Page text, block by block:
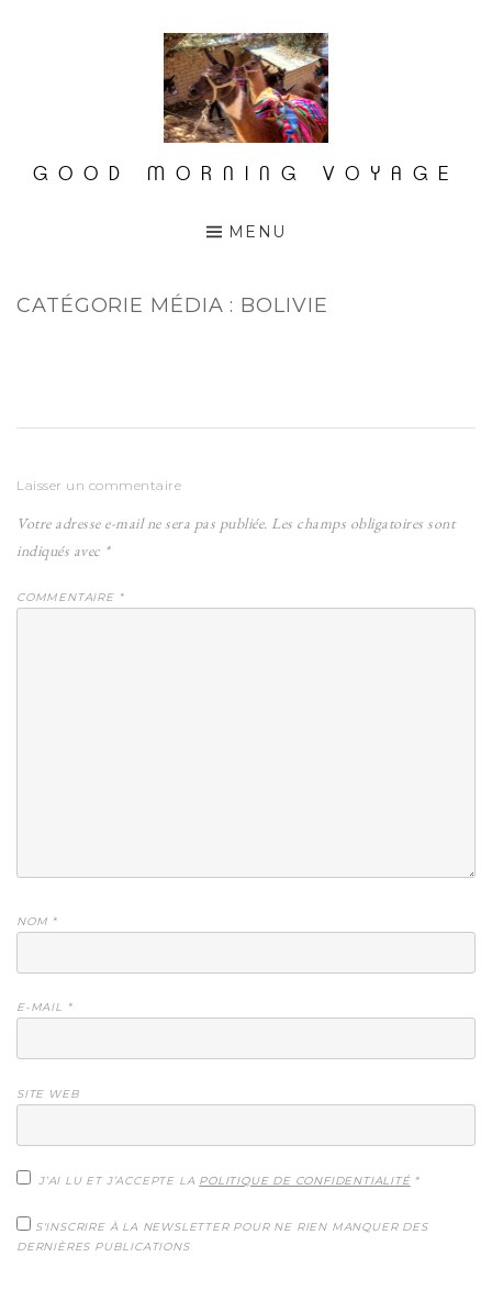
GOOD MORNING VOYAGE
MENU
CATÉGORIE MÉDIA : BOLIVIE
Laisser un commentaire
Votre adresse e-mail ne sera pas publiée. Les champs obligatoires sont
indiqués avec *
COMMENTAIRE *
NOM *
E-MAIL *
SITE WEB
J’AI LU ET J’ACCEPTE LA POLITIQUE DE CONFIDENTIALITÉ*
S'INSCRIRE À LA NEWSLETTER POUR NE RIEN MANQUER DES
DERNIÈRES PUBLICATIONS